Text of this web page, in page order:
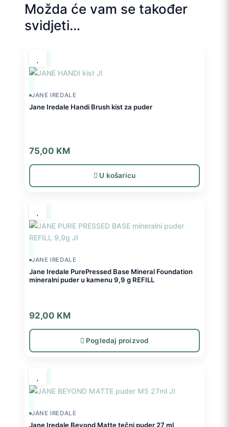
Možda će vam se također
svidjeti…
JANE IREDALE
Jane Iredale Handi Brush kist za puder
75,00 KM
U košaricu
JANE IREDALE
Jane Iredale PurePressed Base Mineral Foundation
mineralni puder u kamenu 9,9 g REFILL
92,00 KM
Pogledaj proizvod
JANE IREDALE
Jane Iredale Beyond Matte tečni puder 27 ml